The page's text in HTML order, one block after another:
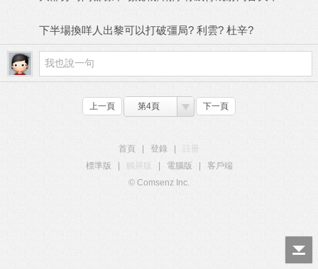
下半場換咩人出黎可以打破彊局? 利雲? 杜辛?
上一頁 第4頁 下一頁
首頁 登錄
標準版
觸屏版 電腦版
客戶端
© Comsenz Inc.